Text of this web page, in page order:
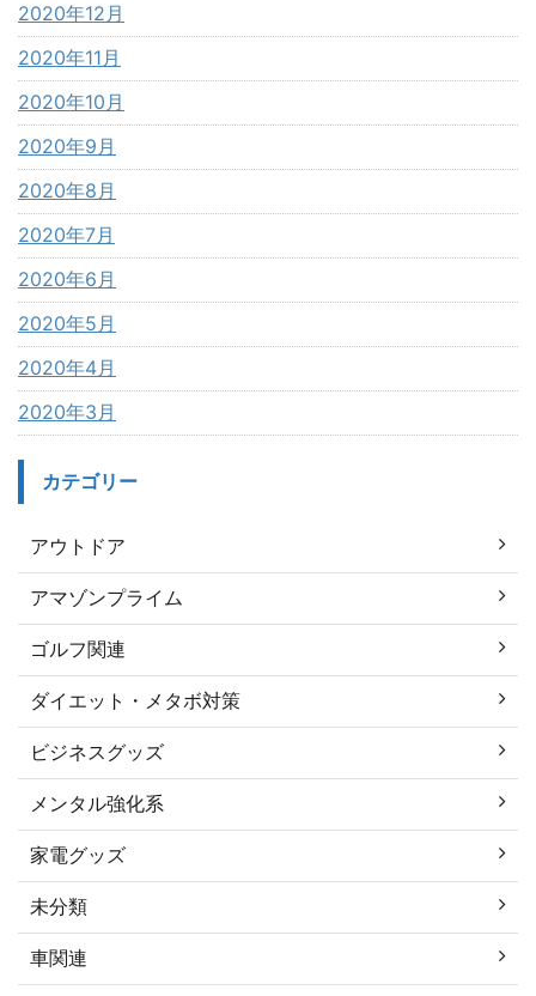
2020年12月
2020年11月
2020年10月
2020年9月
2020年8月
2020年7月
2020年6月
2020年5月
2020年4月
2020年3月
カテゴリー
アウトドア
アマゾンプライム
ゴルフ関連
ダイエット・メタボ対策
ビジネスグッズ
メンタル強化系
家電グッズ
未分類
車関連